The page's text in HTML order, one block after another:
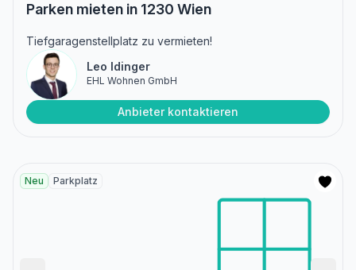
Parken mieten in 1230 Wien
Tiefgaragenstellplatz zu vermieten!
Leo Idinger
EHL Wohnen GmbH
Anbieter kontaktieren
Neu Parkplatz